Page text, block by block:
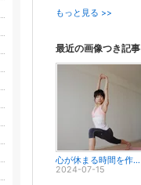
もっと見る >>
最近の画像つき記事
心が休まる時間を作りましょう♪～生徒さんの声No.49
2024-07-15